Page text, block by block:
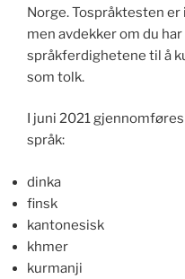
Norge. Tospråktesten
men avdekker om du
språkferdighetene til å
som tolk.
I juni 2021
språk:
dinka
finsk
kantonesisk
khmer
kurmanji